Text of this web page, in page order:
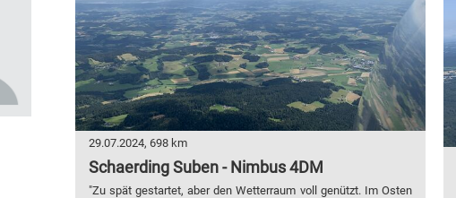
29.07.2024, 698 km
Schaerding Suben - Nimbus 4DM
"Zu spät gestartet, aber den Wetterraum voll genützt. Im Osten